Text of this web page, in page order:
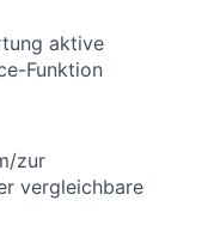
aktive
Funktion
zur
vergleichbare